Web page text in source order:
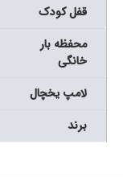
قفل کودک
محفظه بار
خانگی
لامپ یخچال
برند